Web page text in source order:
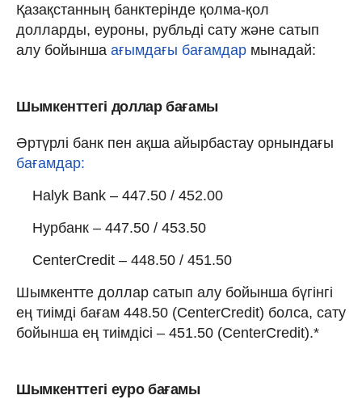
Қазақстанның банктерінде қолма-қол
долларды, еуроны, рубльді сату және сатып
алу бойынша ағымдағы бағамдар мынадай:
Шымкенттегі доллар бағамы
Әртүрлі банк пен ақша айырбастау орнындағы
бағамдар:
Halyk Bank – 447.50 / 452.00
Нурбанк – 447.50 / 453.50
CenterCredit – 448.50 / 451.50
Шымкентте доллар сатып алу бойынша бүгінгі
ең тиімді бағам 448.50 (CenterCredit) болса, сату
бойынша ең тиімдісі – 451.50 (CenterCredit).*
Шымкенттегі еуро бағамы